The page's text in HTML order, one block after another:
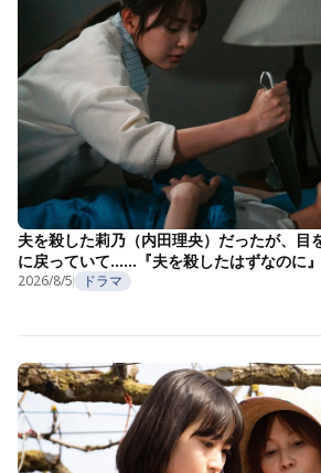
夫を殺した莉乃（内田理央）だったが、目
に戻っていて……『夫を殺したはずなのに
2026/8/5 ドラマ